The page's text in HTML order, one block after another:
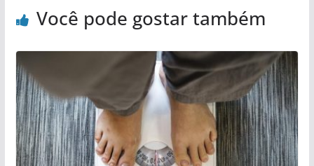
Você pode gostar também